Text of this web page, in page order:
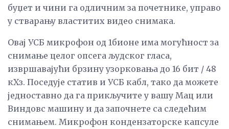
буџет и чини га одличним за почетнике, управо
у стварању властитих видео снимака.
Овај УСБ микрофон од 1бионе има могућност за
снимање целог опсега људског гласа,
извршавајући брзину узорковања до 16 бит / 48
кХз. Поседује статив и УСБ кабл, тако да можете
једноставно да га прикључите у вашу Мац или
Виндовс машину и да започнете са следећим
снимањем. Микрофон кондензаторске капсуле